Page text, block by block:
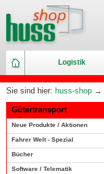
Logistik
Sie sind hier: huss-shop →
Gütertransport
Neue Produkte / Aktionen
Fahrer Welt - Spezial
Bücher
Software / Telematik